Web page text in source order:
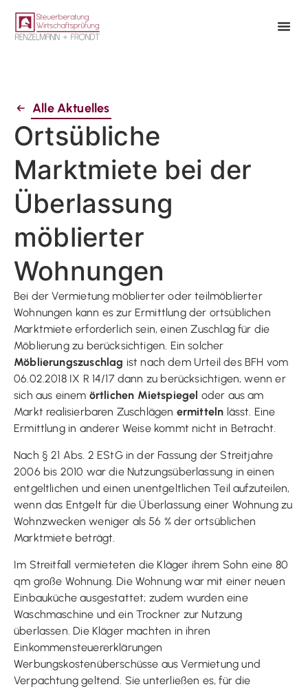
Alle Aktuelles
Ortsübliche
Marktmiete bei der
Überlassung
möblierter
Wohnungen
Bei der Vermietung möblierter oder teilmöblierter
Wohnungen kann es zur Ermittlung der ortsüblichen
Marktmiete erforderlich sein, einen Zuschlag für die
Möblierung zu berücksichtigen. Ein solcher
Möblierungszuschlag ist nach dem Urteil des BFH vom
06.02.2018 IX R 14/17 dann zu berücksichtigen, wenn er
sich aus einem örtlichen Mietspiegel oder aus am
Markt realisierbaren Zuschlägen ermitteln lässt. Eine
Ermittlung in anderer Weise kommt nicht in Betracht.
Nach § 21 Abs. 2 EStG in der Fassung der Streitjahre
2006 bis 2010 war die Nutzungsüberlassung in einen
entgeltlichen und einen unentgeltlichen Teil aufzuteilen,
wenn das Entgelt für die Überlassung einer Wohnung zu
Wohnzwecken weniger als 56 % der ortsüblichen
Marktmiete beträgt.
Im Streitfall vermieteten die Kläger ihrem Sohn eine 80
qm große Wohnung. Die Wohnung war mit einer neuen
Einbauküche ausgestattet; zudem wurden eine
Waschmaschine und ein Trockner zur Nutzung
überlassen. Die Kläger machten in ihren
Einkommensteuererklärungen
Werbungskostenüberschüsse aus Vermietung und
Verpachtung geltend. Sie unterließen es, für die